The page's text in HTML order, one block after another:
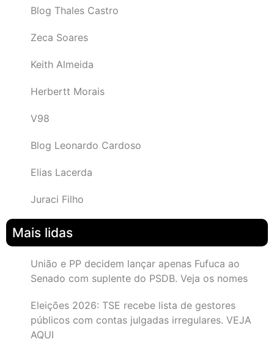
Blog Thales Castro
Zeca Soares
Keith Almeida
Herbertt Morais
V98
Blog Leonardo Cardoso
Elias Lacerda
Juraci Filho
Mais lidas
União e PP decidem lançar apenas Fufuca ao
Senado com suplente do PSDB. Veja os nomes
Eleições 2026: TSE recebe lista de gestores
públicos com contas julgadas irregulares. VEJA
AQUI